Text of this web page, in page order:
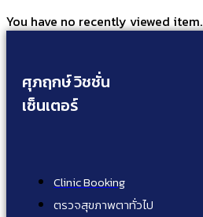
You have no recently viewed item.
ศุภฤกษ์ วิชชั่น
เซ็นเตอร์
Clinic Booking
ตรวจสุขภาพตาทั่วไป